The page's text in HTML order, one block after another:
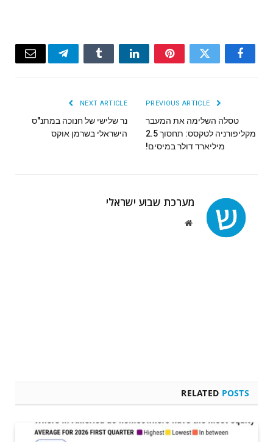
Facebook
Twitter
Pinterest
LinkedIn
Tumblr
Telegram
Email
טסלה השלימה את המעבר
מקליפורניה לטקסס: תחסוך 2.5
מיליארד דולר במיסים!
NEXT ARTICLE
נר שלישי של חנוכה במתנ"ס
הישראלי בשרמן אוקס
מערכת שבוע ישראלי
Website
RELATED POSTS